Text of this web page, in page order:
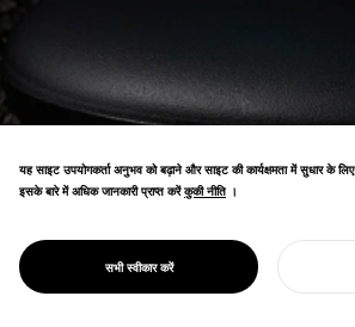
PROJECT
स्टोन
Amazon के
Kitchen
यह साइट उपयोगकर्ता अनुभव को बढ़ाने और साइट की कार्यक्षमता में सुधार के
इसके बारे में अधिक जानकारी प्राप्त करें कुकी नीति
कुकी नीति ।
सभी स्वीकार करें